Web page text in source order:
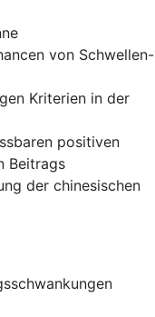
von Schwellen-
Kriterien in der
positiven
Beitrags
der chinesischen